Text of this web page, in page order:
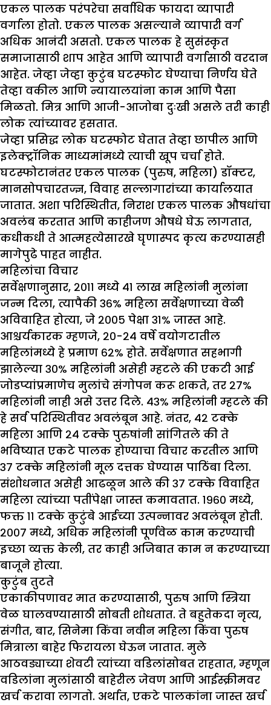
एकल पालक परंपरेचा सर्वाधिक फायदा व्यापारी
वर्गाला होतो. एकल पालक असल्याने व्यापारी वर्ग
अधिक आनंदी असतो. एकल पालक हे सुसंस्कृत
समाजासाठी शाप आहेत आणि व्यापारी वर्गासाठी वरदान
आहेत. जेव्हा जेव्हा कुटुंब घटस्फोट घेण्याचा निर्णय घेते
तेव्हा वकील आणि न्यायालयांना काम आणि पैसा
मिळतो. मित्र आणि आजी-आजोबा दुःखी असले तरी काही
लोक त्यांच्यावर हसतात.
जेव्हा प्रसिद्ध लोक घटस्फोट घेतात तेव्हा छापील आणि
इलेक्ट्रॉनिक माध्यमांमध्ये त्याची खूप चर्चा होते.
घटस्फोटानंतर एकल पालक (पुरुष, महिला) डॉक्टर,
मानसोपचारतज्ज्ञ, विवाह सल्लागारांच्या कार्यालयात
जातात. अशा परिस्थितीत, निराश एकल पालक औषधांचा
अवलंब करतात आणि काहीजण औषधे घेऊ लागतात,
कधीकधी ते आत्महत्येसारखे घृणास्पद कृत्य करण्यासही
मागेपुढे पाहत नाहीत.
महिलांचा विचार
सर्वेक्षणानुसार, २०११ मध्ये ४१ लाख महिलांनी मुलांना
जन्म दिला, त्यापैकी ३६% महिला सर्वेक्षणाच्या वेळी
अविवाहित होत्या, जे २००५ पेक्षा ३१% जास्त आहे.
आश्चर्यकारक म्हणजे, २०-२४ वर्षे वयोगटातील
महिलांमध्ये हे प्रमाण ६२% होते. सर्वेक्षणात सहभागी
झालेल्या ३०% महिलांनी असेही म्हटले की एकटी आई
जोडप्यांप्रमाणेच मुलांचे संगोपन करू शकते, तर २७%
महिलांनी नाही असे उत्तर दिले. ४३% महिलांनी म्हटले की
हे सर्व परिस्थितीवर अवलंबून आहे. नंतर, ४२ टक्के
महिला आणि २४ टक्के पुरुषांनी सांगितले की ते
भविष्यात एकटे पालक होण्याचा विचार करतील आणि
३७ टक्के महिलांनी मूल दत्तक घेण्यास पाठिंबा दिला.
संशोधनात असेही आढळून आले की ३७ टक्के विवाहित
महिला त्यांच्या पतींपेक्षा जास्त कमावतात. १९६० मध्ये,
फक्त ११ टक्के कुटुंबे आईच्या उत्पन्नावर अवलंबून होती.
२००७ मध्ये, अधिक महिलांनी पूर्णवेळ काम करण्याची
इच्छा व्यक्त केली, तर काही अजिबात काम न करण्याच्या
बाजूने होत्या.
कुटुंब तुटते
एकाकीपणावर मात करण्यासाठी, पुरुष आणि स्त्रिया
वेळ घालवण्यासाठी सोबती शोधतात. ते बहुतेकदा नृत्य,
संगीत, बार, सिनेमा किंवा नवीन महिला किंवा पुरुष
मित्राला बाहेर फिरायला घेऊन जातात. मुले
आठवड्याच्या शेवटी त्यांच्या वडिलांसोबत राहतात, म्हणून
वडिलांना मुलांसाठी बाहेरील जेवण आणि आईस्क्रीमवर
खर्च करावा लागतो. अर्थात, एकटे पालकांना जास्त खर्च